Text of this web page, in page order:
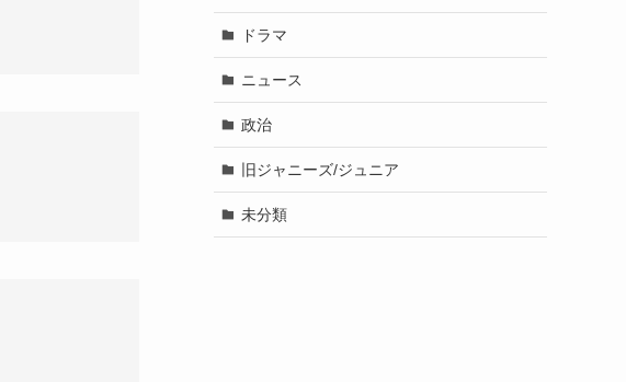
ドラマ
ニュース
政治
旧ジャニーズ/ジュニア
未分類